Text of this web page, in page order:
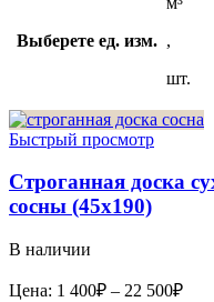
Выберете ед. изм. ,
шт.
Быстрый просмотр
Строганная доска
сосны (45х190)
В наличии
Цена: 1 400₽ – 22 500₽